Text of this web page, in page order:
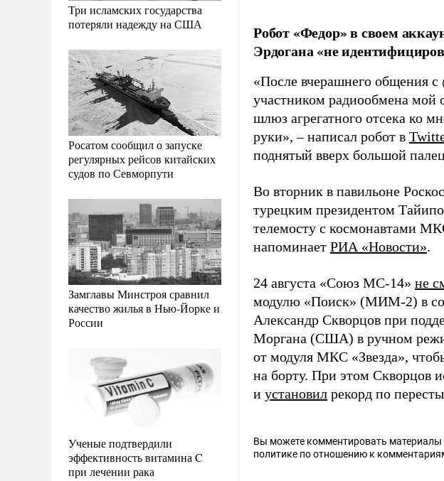
Три исламских государства
потеряли надежду на США
Росатом сообщил о запуске
регулярных рейсов китайских
судов по Севморпути
Замглавы Минстроя сравнил
качество жилья в Нью-Йорке и
России
Ученые подтвердили
эффективность витамина C
при лечении рака
Робот «Федор» в своем
Эрдогана «не
«После вчерашнего общения с
участником радиообмена мой
шлюз агрегатного отсека ко
руки», – написал робот в
поднятый вверх большой
Во вторник в павильоне
турецким президентом
телемосту с космонавтами
напоминает РИА «Новости».
24 августа «Союз МС-14» не
модулю «Поиск» (МИМ-2) в
Александр Скворцов при
Моргана (США) в ручном
от модуля МКС «Звезда»,
на борту. При этом Скворцов
и установил рекорд по
Вы можете комментировать
политике по отношению к